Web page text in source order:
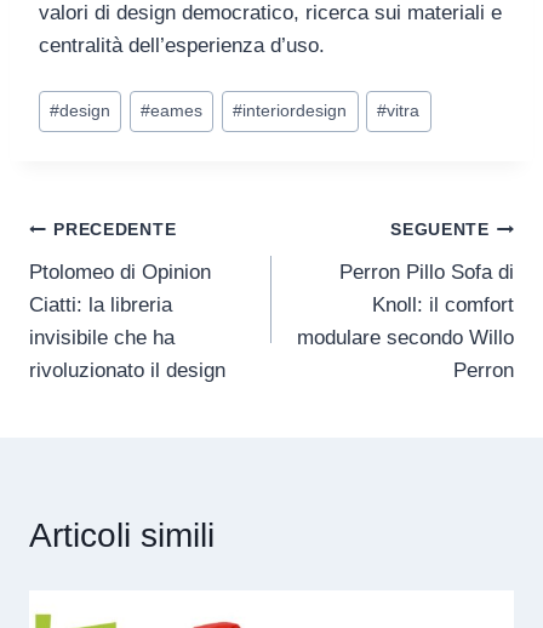
valori di design democratico, ricerca sui materiali e
centralità dell’esperienza d’uso.
#design #eames #interiordesign #vitra
PRECEDENTE
Ptolomeo di Opinion
Ciatti: la libreria
invisibile che ha
rivoluzionato il design
SEGUENTE
Perron Pillo Sofa di
Knoll: il comfort
modulare secondo Willo
Perron
Articoli simili